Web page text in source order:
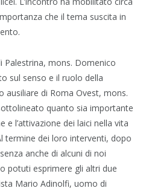
che il tema suscita in
Palestrina, mons. Domenico
sul senso e il ruolo della
ausiliare di Roma Ovest, mons.
quanto sia importante
e l’attivazione dei laici nella vita
termine dei loro interventi, dopo
anche di alcuni di noi
potuti esprimere gli altri due
Mario Adinolfi, uomo di